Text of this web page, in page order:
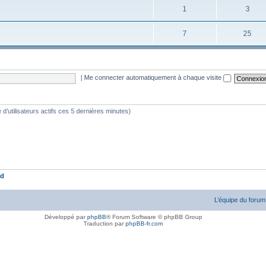
1 3
7 25
Me connecter automatiquement à chaque visite
actifs ces 5 dernières minutes)
L’équipe du forum
Développé parphpBB® Forum Software © phpBB Group
Traduction parphpBB-fr.com